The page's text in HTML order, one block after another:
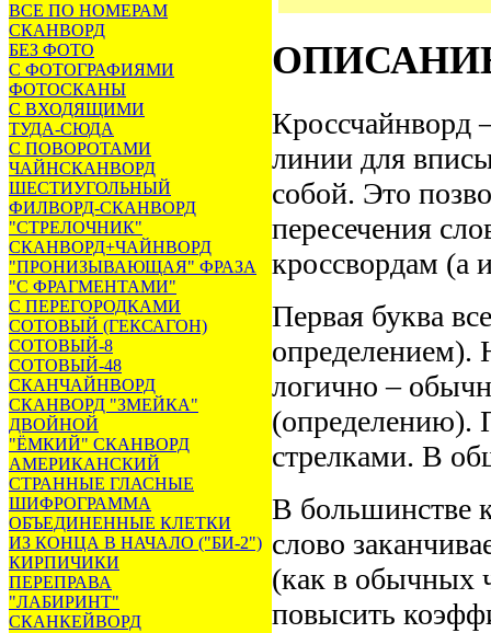
ВСЕ ПО НОМЕРАМ
СКАНВОРД
БЕЗ ФОТО
С ФОТОГРАФИЯМИ
ФОТОСКАНЫ
С ВХОДЯЩИМИ
ТУДА-СЮДА
С ПОВОРОТАМИ
ЧАЙНСКАНВОРД
ШЕСТИУГОЛЬНЫЙ
ФИЛВОРД-СКАНВОРД
"СТРЕЛОЧНИК"
СКАНВОРД+ЧАЙНВОРД
"ПРОНИЗЫВАЮЩАЯ" ФРАЗА
"С ФРАГМЕНТАМИ"
С ПЕРЕГОРОДКАМИ
СОТОВЫЙ (ГЕКСАГОН)
СОТОВЫЙ-8
СОТОВЫЙ-48
СКАНЧАЙНВОРД
СКАНВОРД "ЗМЕЙКА"
ДВОЙНОЙ
"ЁМКИЙ" СКАНВОРД
АМЕРИКАНСКИЙ
СТРАННЫЕ ГЛАСНЫЕ
ШИФРОГРАММА
ОБЪЕДИНЕННЫЕ КЛЕТКИ
ИЗ КОНЦА В НАЧАЛО ("БИ-2")
КИРПИЧИКИ
ПЕРЕПРАВА
"ЛАБИРИНТ"
СКАНКЕЙВОРД
Кроссчайнворд
линии для
собой. Это
пересечения
кроссвордам (а
Первая буква
определением).
логично –
(определению).
стрелками. В
В большинстве
слово
(как в обычных
повысить